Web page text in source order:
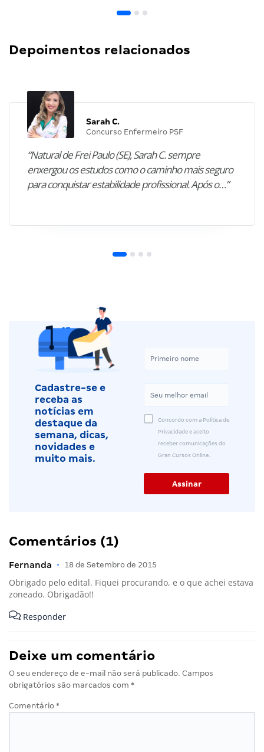
Depoimentos relacionados
Sarah C.
Concurso Enfermeiro PSF
“Natural de Frei Paulo (SE), Sarah C. sempre
enxergou os estudos como o caminho mais seguro
para conquistar estabilidade profissional. Após o…”
Cadastre-se e
receba as
notícias em
destaque da
semana, dicas,
novidades e
muito mais.
Concordo com a Política de
Privacidade e aceito
receber comunicações do
Gran Cursos Online.
Comentários (1)
Fernanda • 18 de Setembro de 2015
Obrigado pelo edital. Fiquei procurando, e o que achei estava
zoneado. Obrigadão!!
Responder
Deixe um comentário
O seu endereço de e-mail não será publicado. Campos
obrigatórios são marcados com *
Comentário *